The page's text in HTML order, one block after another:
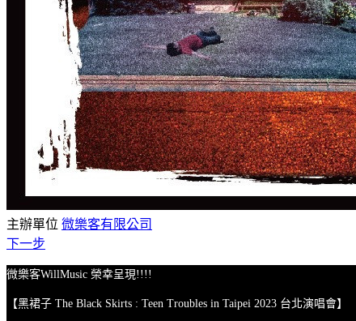
主辦單位 微樂客有限公司
下一步
微樂客WillMusic 榮幸呈現!!!!
【黑裙子 The Black Skirts : Teen Troubles in Taipei 2023 台北演唱會】